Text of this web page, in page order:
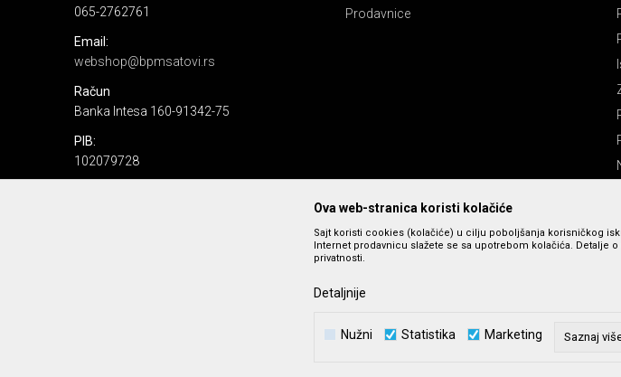
065-2762761
Email:
webshop@bpmsatovi.rs
Račun
Banka Intesa 160-91342-75
PIB:
102079728
Prodavnice
Nastojimo da budemo što precizniji u opisu proizvoda, prikazu slika i cena, ali ne možemo da
Ova web-stranica koristi kolačiće
Sajt koristi cookies (kolačiće) u cilju poboljšanja korisničkog
Internet prodavnicu slažete se sa upotrebom kolačića. Detalje
privatnosti.
Detaljnije
Nužni Statistika Marketing Saznaj